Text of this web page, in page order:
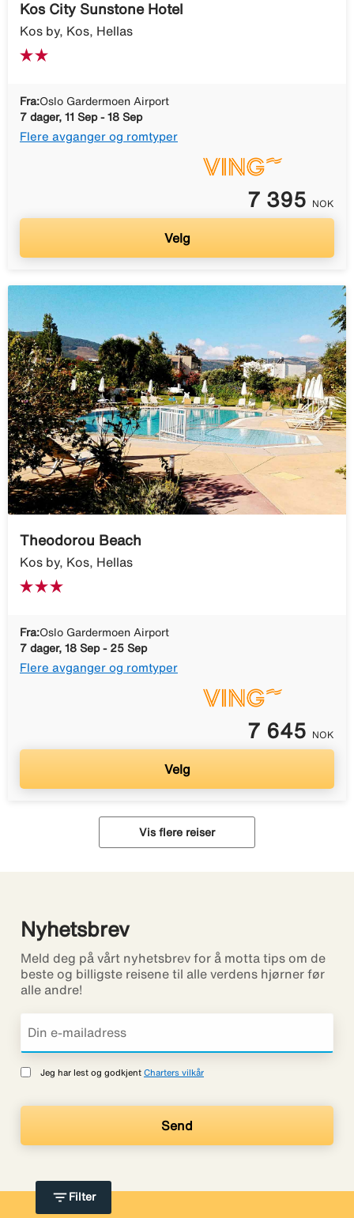
filter_list Filter
Kos City Sunstone Hotel
Kos by, Kos, Hellas
Fra:Oslo Gardermoen Airport
7 dager, 11 Sep - 18 Sep
Flere avganger og romtyper
7 395 NOK
Velg
Theodorou Beach
Kos by, Kos, Hellas
Fra:Oslo Gardermoen Airport
7 dager, 18 Sep - 25 Sep
Flere avganger og romtyper
7 645 NOK
Velg
Vis flere reiser
Nyhetsbrev
Meld deg på vårt nyhetsbrev for å motta tips om de
beste og billigste reisene til alle verdens hjørner før
alle andre!
Jeg har lest og godkjent Charters vilkår